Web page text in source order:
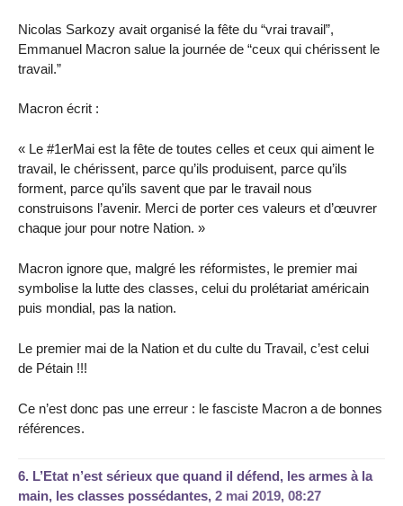
Nicolas Sarkozy avait organisé la fête du “vrai travail”,
Emmanuel Macron salue la journée de “ceux qui chérissent le
travail.”
Macron écrit :
« Le #1erMai est la fête de toutes celles et ceux qui aiment le
travail, le chérissent, parce qu’ils produisent, parce qu’ils
forment, parce qu’ils savent que par le travail nous
construisons l’avenir. Merci de porter ces valeurs et d’œuvrer
chaque jour pour notre Nation. »
Macron ignore que, malgré les réformistes, le premier mai
symbolise la lutte des classes, celui du prolétariat américain
puis mondial, pas la nation.
Le premier mai de la Nation et du culte du Travail, c’est celui
de Pétain !!!
Ce n’est donc pas une erreur : le fasciste Macron a de bonnes
références.
6. L’Etat n’est sérieux que quand il défend, les armes à la
main, les classes possédantes, 2 mai 2019, 08:27